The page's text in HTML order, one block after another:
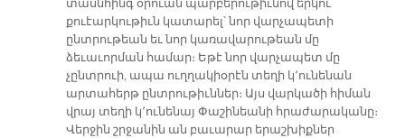
տասնհինգ օրուան պարբերութիւնով երկու
քուէարկութիւն կատարել՝ նոր վարչապետի
ընտրութեան եւ նոր կառավարութեան մը
ձեւաւորման համար։ Եթէ նոր վարչապետ մը
չընտրուի, ապա ուղղակիօրէն տեղի կ՚ունենան
արտահերթ ընտրութիւններ։ Այս վարկածի հիման
վրայ տեղի կ՚ունենայ Փաշինեանի հրաժարականը։
Վերջին շրջանին ան բաւարար երաշխիքներ